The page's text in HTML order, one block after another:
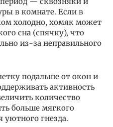
в комнате. Если в
холодно, хомяк может
сна (спячку), что
из-за неправильного
подальше от окон и
активность
количество
больше мягкого
уютного гнезда.